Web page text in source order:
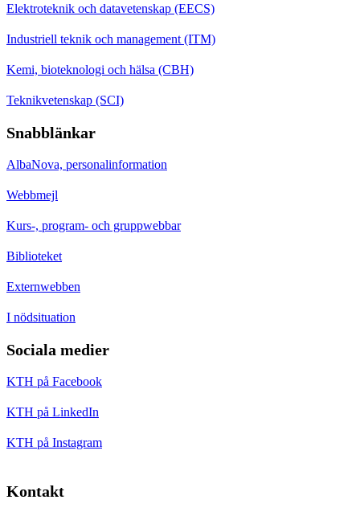
Elektroteknik och datavetenskap (EECS)
Industriell teknik och management (ITM)
Kemi, bioteknologi och hälsa (CBH)
Teknikvetenskap (SCI)
Snabblänkar
AlbaNova, personalinformation
Webbmejl
Kurs-, program- och gruppwebbar
Biblioteket
Externwebben
I nödsituation
Sociala medier
KTH på Facebook
KTH på LinkedIn
KTH på Instagram
Kontakt